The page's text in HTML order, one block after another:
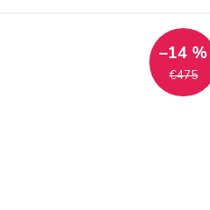
€475
–14 %